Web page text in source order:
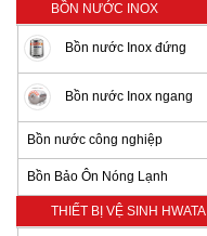
BỒN NƯỚC INOX
Bồn nước Inox đứng
Bồn nước Inox ngang
Bồn nước công nghiệp
Bồn Bảo Ôn Nóng Lạnh
THIẾT BỊ VỆ SINH HWATA